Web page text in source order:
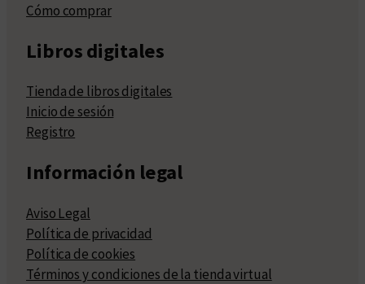
Cómo comprar
Libros digitales
Tienda de libros digitales
Inicio de sesión
Registro
Información legal
Aviso Legal
Política de privacidad
Política de cookies
Términos y condiciones de la tienda virtual